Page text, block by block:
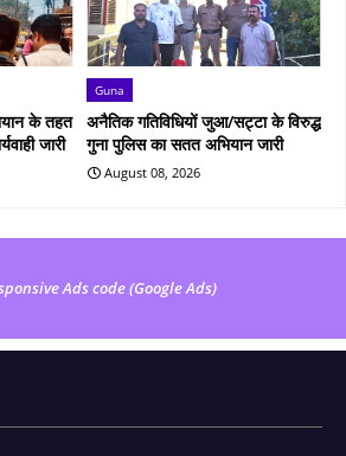
के तहत
जारी
Guna
अनैतिक गतिविधियों जुआ/सट्टा के विरुद्ध
गुना पुलिस का सतत अभियान जारी
August 08, 2026
Ads code (Google Ads)